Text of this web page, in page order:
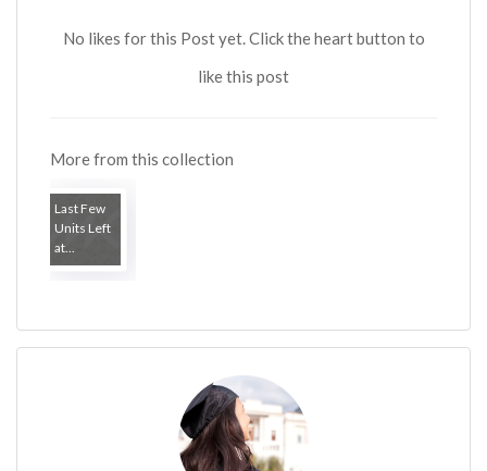
No likes for this Post yet. Click the heart button to
like this post
More from this collection
Last Few
Units Left
at...